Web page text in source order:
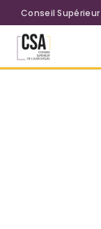
Aller au contenu
Conseil